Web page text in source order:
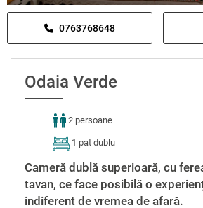
0763768648
Odaia Verde
2 persoane
1 pat dublu
Cameră dublă superioară, cu
tavan, ce face posibilă o
indiferent de vremea de afară.